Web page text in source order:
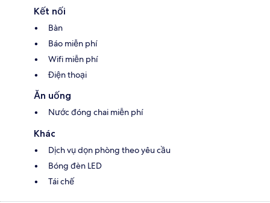
Kết nối
Bàn
Báo miễn phí
Wifi miễn phí
Điện thoại
Ăn uống
Nước đóng chai miễn phí
Khác
Dịch vụ dọn phòng theo yêu cầu
Bóng đèn LED
Tái chế